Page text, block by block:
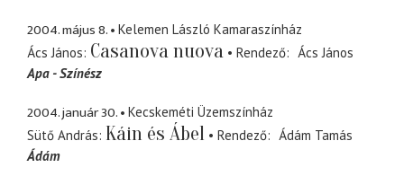
2004. május 8.
Kelemen László Kamaraszínház
Ács János Casanova nuova Rendező
Ács János
Apa - Színész
2004. január 30.
Kecskeméti Üzemszínház
Sütő András Káin és Ábel Rendező
Ádám Tamás
Ádám